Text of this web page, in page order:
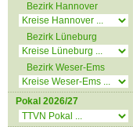
Bezirk Hannover
Bezirk Lüneburg
Bezirk Weser-Ems
Pokal 2026/27